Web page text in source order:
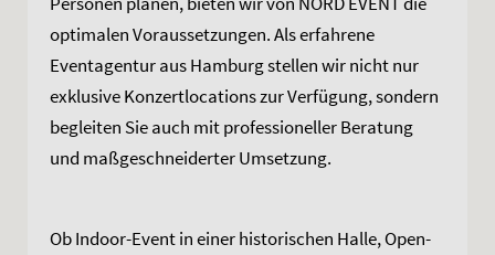
optimalen Voraussetzungen. Als erfahrene
Eventagentur aus Hamburg stellen wir nicht nur
exklusive Konzertlocations zur Verfügung, sondern
begleiten Sie auch mit professioneller Beratung
und maßgeschneiderter Umsetzung.
Ob Indoor-Event in einer historischen Halle, Open-